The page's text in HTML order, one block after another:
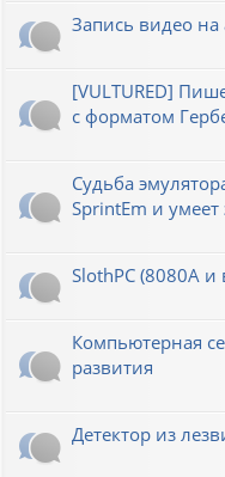
Запись видео на
[VULTURED]
с форматом
Судьба
SprintEm и умеет
SlothPC (8080A
Компьютерная
развития
Детектор из